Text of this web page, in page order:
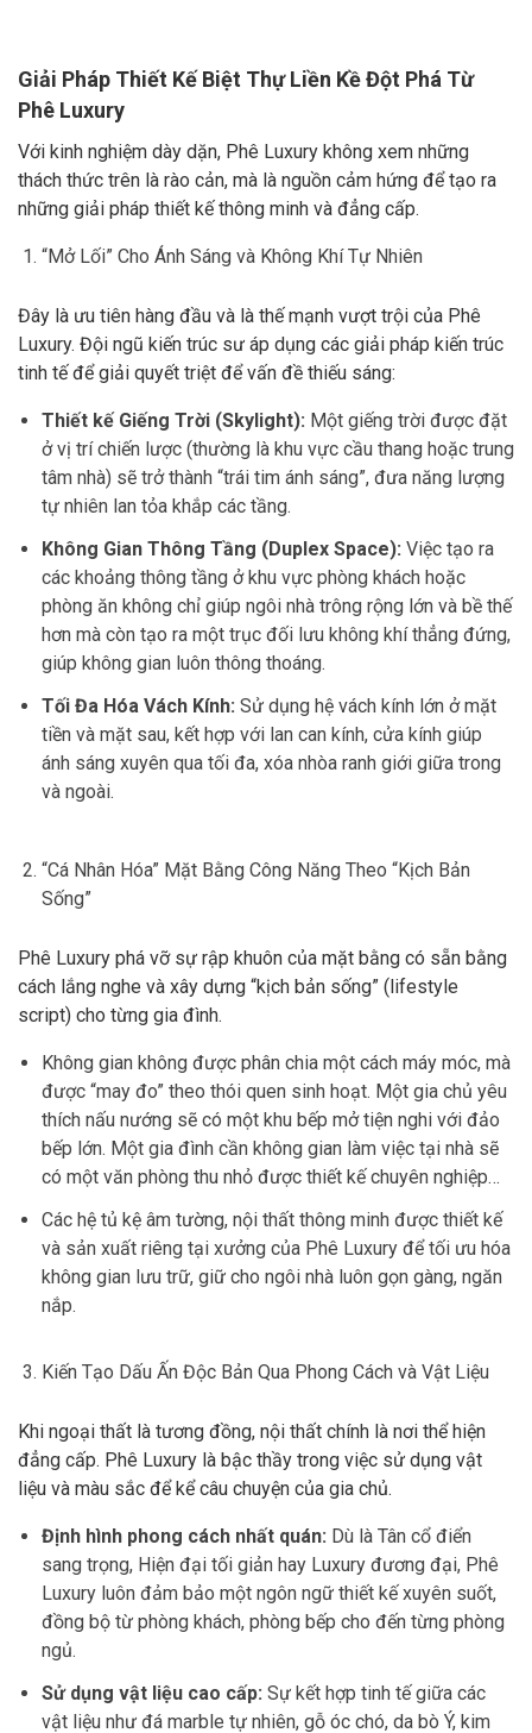
Giải Pháp Thiết Kế Biệt Thự Liền Kề Đột Phá Từ
Phê Luxury
Với kinh nghiệm dày dặn, Phê Luxury không xem những
thách thức trên là rào cản, mà là nguồn cảm hứng để tạo ra
những giải pháp thiết kế thông minh và đẳng cấp.
“Mở Lối” Cho Ánh Sáng và Không Khí Tự Nhiên
Đây là ưu tiên hàng đầu và là thế mạnh vượt trội của Phê
Luxury. Đội ngũ kiến trúc sư áp dụng các giải pháp kiến trúc
tinh tế để giải quyết triệt để vấn đề thiếu sáng:
Thiết kế Giếng Trời (Skylight): Một giếng trời được đặt
ở vị trí chiến lược (thường là khu vực cầu thang hoặc trung
tâm nhà) sẽ trở thành “trái tim ánh sáng”, đưa năng lượng
tự nhiên lan tỏa khắp các tầng.
Không Gian Thông Tầng (Duplex Space): Việc tạo ra
các khoảng thông tầng ở khu vực phòng khách hoặc
phòng ăn không chỉ giúp ngôi nhà trông rộng lớn và bề thế
hơn mà còn tạo ra một trục đối lưu không khí thẳng đứng,
giúp không gian luôn thông thoáng.
Tối Đa Hóa Vách Kính: Sử dụng hệ vách kính lớn ở mặt
tiền và mặt sau, kết hợp với lan can kính, cửa kính giúp
ánh sáng xuyên qua tối đa, xóa nhòa ranh giới giữa trong
và ngoài.
“Cá Nhân Hóa” Mặt Bằng Công Năng Theo “Kịch Bản
Sống”
Phê Luxury phá vỡ sự rập khuôn của mặt bằng có sẵn bằng
cách lắng nghe và xây dựng “kịch bản sống” (lifestyle
script) cho từng gia đình.
Không gian không được phân chia một cách máy móc, mà
được “may đo” theo thói quen sinh hoạt. Một gia chủ yêu
thích nấu nướng sẽ có một khu bếp mở tiện nghi với đảo
bếp lớn. Một gia đình cần không gian làm việc tại nhà sẽ
có một văn phòng thu nhỏ được thiết kế chuyên nghiệp…
Các hệ tủ kệ âm tường, nội thất thông minh được thiết kế
và sản xuất riêng tại xưởng của Phê Luxury để tối ưu hóa
không gian lưu trữ, giữ cho ngôi nhà luôn gọn gàng, ngăn
nắp.
Kiến Tạo Dấu Ấn Độc Bản Qua Phong Cách và Vật Liệu
Khi ngoại thất là tương đồng, nội thất chính là nơi thể hiện
đẳng cấp. Phê Luxury là bậc thầy trong việc sử dụng vật
liệu và màu sắc để kể câu chuyện của gia chủ.
Định hình phong cách nhất quán: Dù là Tân cổ điển
sang trọng, Hiện đại tối giản hay Luxury đương đại, Phê
Luxury luôn đảm bảo một ngôn ngữ thiết kế xuyên suốt,
đồng bộ từ phòng khách, phòng bếp cho đến từng phòng
ngủ.
Sử dụng vật liệu cao cấp: Sự kết hợp tinh tế giữa các
vật liệu như đá marble tự nhiên, gỗ óc chó, da bò Ý, kim